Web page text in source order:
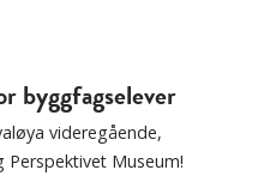
byggfagselever
videregående,
Museum!